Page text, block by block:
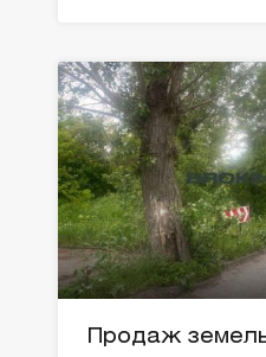
Продаж